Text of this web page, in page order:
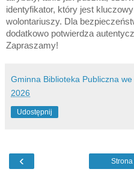
identyfikator, który jest
wolontariuszy. Dla
dodatkowo potwierdza
Zapraszamy!
Gminna Biblioteka Publiczna
2026
Udostępnij
‹ Strona